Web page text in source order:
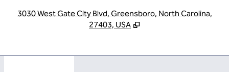
3030 West Gate City Blvd, Greensboro, North Carolina,
27403, USA